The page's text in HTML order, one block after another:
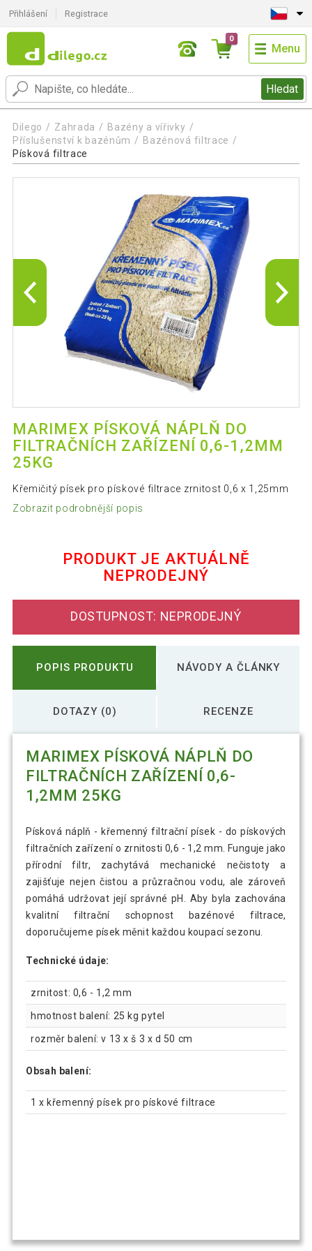
Přihlášení Registrace
Hledat
0
Menu
Dilego Zahrada
Bazény a vířivky
Příslušenství k bazénům
Bazénová filtrace
Písková filtrace
MARIMEX PÍSKOVÁ NÁPLŇ DO
FILTRAČNÍCH ZAŘÍZENÍ 0,6-1,2MM
25KG
Křemičitý písek pro pískové filtrace zrnitost 0,6 x 1,25mm
Zobrazit podrobnější popis
PRODUKT JE AKTUÁLNĚ
NEPRODEJNÝ
DOSTUPNOST: NEPRODEJNÝ
POPIS PRODUKTU NÁVODY A ČLÁNKY
DOTAZY (0) RECENZE
MARIMEX PÍSKOVÁ NÁPLŇ DO
FILTRAČNÍCH ZAŘÍZENÍ 0,6-
1,2MM 25KG
Písková náplň - křemenný filtrační písek - do pískových
filtračních zařízení o zrnitosti 0,6 - 1,2 mm. Funguje jako
přírodní filtr, zachytává mechanické nečistoty a
zajišťuje nejen čistou a průzračnou vodu, ale zároveň
pomáhá udržovat její správné pH. Aby byla zachována
kvalitní filtrační schopnost bazénové filtrace,
doporučujeme písek měnit každou koupací sezonu.
Technické údaje:
zrnitost: 0,6 - 1,2 mm
hmotnost balení: 25 kg pytel
rozměr balení: v 13 x š 3 x d 50 cm
Obsah balení:
1 x křemenný písek pro pískové filtrace